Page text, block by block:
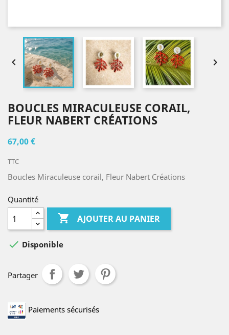
 
BOUCLES MIRACULEUSE CORAIL,
FLEUR NABERT CRÉATIONS
67,00 €
TTC
Boucles Miraculeuse corail, Fleur Nabert Créations
Quantité
 AJOUTER AU PANIER
 Disponible
Partager
Paiements sécurisés